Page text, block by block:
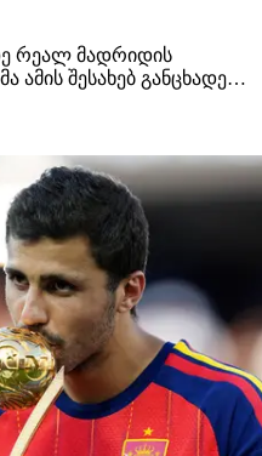
რეალ მადრიდის
შესახებ განცხადება
2033 წლამდე
მილიონიანი
იმისა, რომ დიომანდეს